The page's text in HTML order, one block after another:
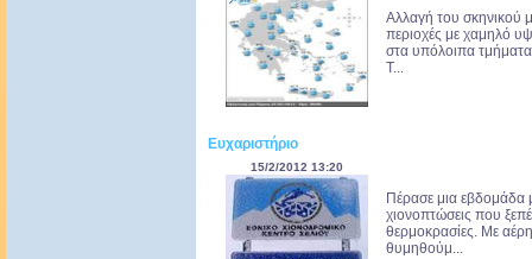
Αλλαγή του σκηνικού
περιοχές με χαμηλό
στα υπόλοιπα
Τ...
Ευχαριστήριο
15/2/2012 13:20
Πέρασε μια εβδομάδα
χιονοπτώσεις που
θερμοκρασίες. Με
θυμηθούμ...